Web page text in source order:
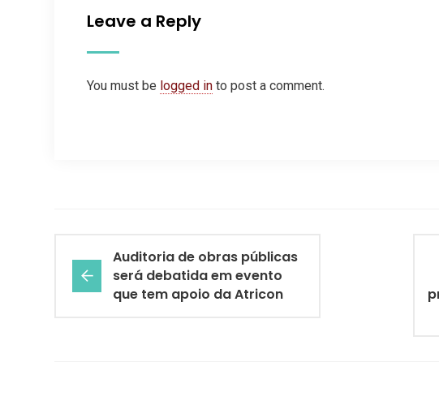
Leave a Reply
You must be logged in to post a comment.
Auditoria de obras públicas
será debatida em evento
que tem apoio da Atricon